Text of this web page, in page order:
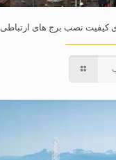
کیفیت نصب برج های ارتباطی